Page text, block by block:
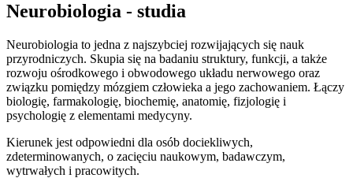
Neurobiologia - studia
Neurobiologia to jedna z najszybciej rozwijających się nauk
przyrodniczych. Skupia się na badaniu struktury, funkcji, a także
rozwoju ośrodkowego i obwodowego układu nerwowego oraz
związku pomiędzy mózgiem człowieka a jego zachowaniem. Łączy
biologię, farmakologię, biochemię, anatomię, fizjologię i
psychologię z elementami medycyny.
Kierunek jest odpowiedni dla osób dociekliwych,
zdeterminowanych, o zacięciu naukowym, badawczym,
wytrwałych i pracowitych.